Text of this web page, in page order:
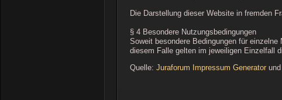
Die Darstellung dieser Website in fremden
§ 4 Besondere Nutzungsbedingungen
Soweit besondere Bedingungen für
diesem Falle gelten im jeweiligen Einzelfall
Quelle: Juraforum Impressum Generator und